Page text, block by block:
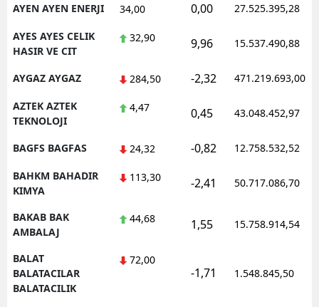
AYEN AYEN ENERJI 34,00 0,00 27.525.395,28
AYES AYES CELIK
HASIR VE CIT
32,90 9,96 15.537.490,88
AYGAZ AYGAZ 284,50 -2,32 471.219.693,00
AZTEK AZTEK
TEKNOLOJI
4,47 0,45 43.048.452,97
BAGFS BAGFAS 24,32 -0,82 12.758.532,52
BAHKM BAHADIR
KIMYA
113,30 -2,41 50.717.086,70
BAKAB BAK
AMBALAJ
44,68 1,55 15.758.914,54
BALAT
BALATACILAR
BALATACILIK
72,00
-1,71 1.548.845,50